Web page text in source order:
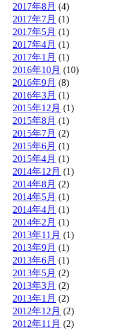
2017年8月 (4)
2017年7月 (1)
2017年5月 (1)
2017年4月 (1)
2017年1月 (1)
2016年10月 (10)
2016年9月 (8)
2016年3月 (1)
2015年12月 (1)
2015年8月 (1)
2015年7月 (2)
2015年6月 (1)
2015年4月 (1)
2014年12月 (1)
2014年8月 (2)
2014年5月 (1)
2014年4月 (1)
2014年2月 (1)
2013年11月 (1)
2013年9月 (1)
2013年6月 (1)
2013年5月 (2)
2013年3月 (2)
2013年1月 (2)
2012年12月 (2)
2012年11月 (2)